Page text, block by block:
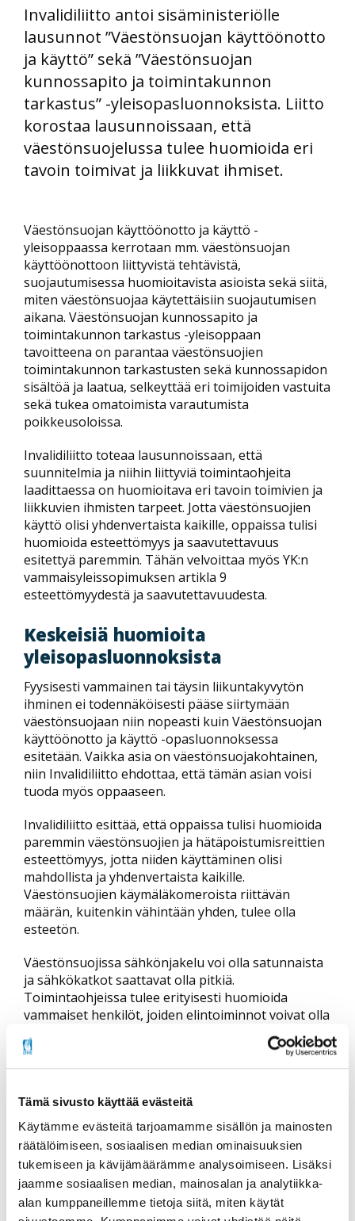
Tämä sivusto käyttää evästeitä
Käytämme evästeitä tarjoamamme sisällön ja mainosten
räätälöimiseen, sosiaalisen median ominaisuuksien
tukemiseen ja kävijämäärämme analysoimiseen. Lisäksi
jaamme sosiaalisen median, mainosalan ja analytiikka-
alan kumppaneillemme tietoja siitä, miten käytät
Invalidiliitto antoi sisäministeriölle
lausunnot ”Väestönsuojan käyttöönotto
ja käyttö” sekä ”Väestönsuojan
kunnossapito ja toimintakunnon
tarkastus” -yleisopasluonnoksista. Liitto
korostaa lausunnoissaan, että
väestönsuojelussa tulee huomioida eri
tavoin toimivat ja liikkuvat ihmiset.
Väestönsuojan käyttöönotto ja käyttö -
yleisoppaassa kerrotaan mm. väestönsuojan
käyttöönottoon liittyvistä tehtävistä,
suojautumisessa huomioitavista asioista sekä siitä,
miten väestönsuojaa käytettäisiin suojautumisen
aikana. Väestönsuojan kunnossapito ja
toimintakunnon tarkastus -yleisoppaan
tavoitteena on parantaa väestönsuojien
toimintakunnon tarkastusten sekä kunnossapidon
sisältöä ja laatua, selkeyttää eri toimijoiden vastuita
sekä tukea omatoimista varautumista
poikkeusoloissa.
Invalidiliitto toteaa lausunnoissaan, että
suunnitelmia ja niihin liittyviä toimintaohjeita
laadittaessa on huomioitava eri tavoin toimivien ja
liikkuvien ihmisten tarpeet. Jotta väestönsuojien
käyttö olisi yhdenvertaista kaikille, oppaissa tulisi
huomioida esteettömyys ja saavutettavuus
esitettyä paremmin. Tähän velvoittaa myös YK:n
vammaisyleissopimuksen artikla 9
esteettömyydestä ja saavutettavuudesta.
Keskeisiä huomioita
yleisopasluonnoksista
Fyysisesti vammainen tai täysin liikuntakyvytön
ihminen ei todennäköisesti pääse siirtymään
väestönsuojaan niin nopeasti kuin Väestönsuojan
käyttöönotto ja käyttö -opasluonnoksessa
esitetään. Vaikka asia on väestönsuojakohtainen,
niin Invalidiliitto ehdottaa, että tämän asian voisi
tuoda myös oppaaseen.
Invalidiliitto esittää, että oppaissa tulisi huomioida
paremmin väestönsuojien ja hätäpoistumisreittien
esteettömyys, jotta niiden käyttäminen olisi
mahdollista ja yhdenvertaista kaikille.
Väestönsuojien käymäläkomeroista riittävän
määrän, kuitenkin vähintään yhden, tulee olla
esteetön.
Väestönsuojissa sähkönjakelu voi olla satunnaista
ja sähkökatkot saattavat olla pitkiä.
Toimintaohjeissa tulee erityisesti huomioida
vammaiset henkilöt, joiden elintoiminnot voivat olla
riippuvaisia sähköä vaativista apuvälineistä, kuten
hengityslaitteista. Myös muiden sähköisten
apuvälineiden, kuten liikkumisen tai viestinnän
huomioon ja varmistettava, että nämä laitteet
toimivat myös pitkäkestoisen sähkökatkon aikana.
Apuvälineiden käyttäjien on saatava tarvitsemiensa
apuvälineiden lisäksi mahdolliset opas- ja
avustajakoirat mukaansa väestönsuojaan.
Invalidiliitto muistuttaa, että yhdenvertaisuuslain